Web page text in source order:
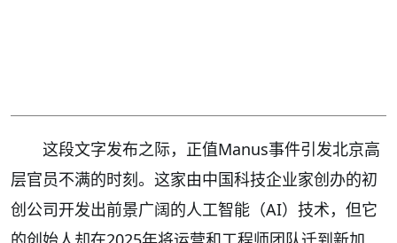
这段文字发布之际，正值Manus事件引发北京高
层官员不满的时刻。这家由中国科技企业家创办的初
创公司开发出前景广阔的人工智能（AI）技术，但它